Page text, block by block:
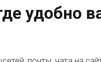
удобно